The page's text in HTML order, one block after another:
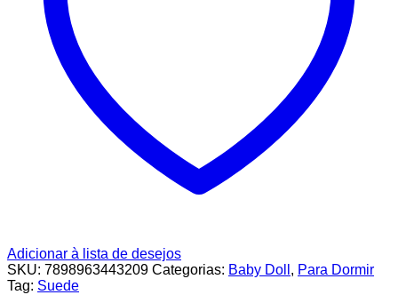
Adicionar à lista de desejos
SKU: 7898963443209 Categorias: Baby Doll , Para Dormir
Tag: Suede